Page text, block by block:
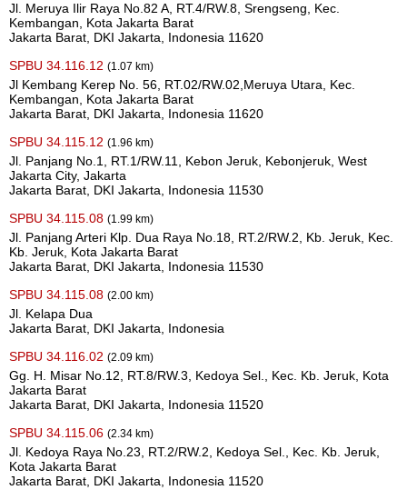
Jl. Meruya Ilir Raya No.82 A, RT.4/RW.8, Srengseng, Kec.
Kembangan, Kota Jakarta Barat
Jakarta Barat, DKI Jakarta, Indonesia 11620
SPBU 34.116.12 (1.07 km)
Jl Kembang Kerep No. 56, RT.02/RW.02,Meruya Utara, Kec.
Kembangan, Kota Jakarta Barat
Jakarta Barat, DKI Jakarta, Indonesia 11620
SPBU 34.115.12 (1.96 km)
Jl. Panjang No.1, RT.1/RW.11, Kebon Jeruk, Kebonjeruk, West
Jakarta City, Jakarta
Jakarta Barat, DKI Jakarta, Indonesia 11530
SPBU 34.115.08 (1.99 km)
Jl. Panjang Arteri Klp. Dua Raya No.18, RT.2/RW.2, Kb. Jeruk, Kec.
Kb. Jeruk, Kota Jakarta Barat
Jakarta Barat, DKI Jakarta, Indonesia 11530
SPBU 34.115.08 (2.00 km)
Jl. Kelapa Dua
Jakarta Barat, DKI Jakarta, Indonesia
SPBU 34.116.02 (2.09 km)
Gg. H. Misar No.12, RT.8/RW.3, Kedoya Sel., Kec. Kb. Jeruk, Kota
Jakarta Barat
Jakarta Barat, DKI Jakarta, Indonesia 11520
SPBU 34.115.06 (2.34 km)
Jl. Kedoya Raya No.23, RT.2/RW.2, Kedoya Sel., Kec. Kb. Jeruk,
Kota Jakarta Barat
Jakarta Barat, DKI Jakarta, Indonesia 11520